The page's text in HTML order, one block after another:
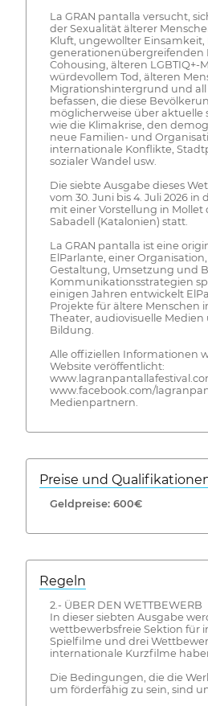
La GRAN pantalla versucht,
der Sexualität älterer
Kluft, ungewollter Einsamkeit,
generationenübergreifenden
Cohousing, älteren LGBTIQ+-
würdevollem Tod, älteren
Migrationshintergrund und all
befassen, die diese
möglicherweise über aktuelle
wie die Klimakrise, den
neue Familien- und
internationale Konflikte,
sozialer Wandel usw.
Die siebte Ausgabe dieses
vom 30. Juni bis 4. Juli 2026 in
mit einer Vorstellung in Mollet
Sabadell (Katalonien) statt.
La GRAN pantalla ist eine
ElParlante, einer
Gestaltung, Umsetzung und
Kommunikationsstrategien
einigen Jahren entwickelt
Projekte für ältere Menschen
Theater, audiovisuelle
Bildung.
Alle offiziellen Informationen
Website veröffentlicht:
www.facebook.com/
Medienpartnern.
Preise und
Geldpreise: 600€
Regeln
2.- ÜBER DEN WETTBEWERB
In dieser siebten Ausgabe
wettbewerbsfreie Sektion für
Spielfilme und drei
internationale Kurzfilme
Die Bedingungen, die die
um förderfähig zu sein, sind